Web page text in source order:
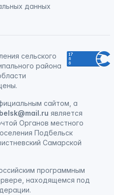
данных
сельского
района
сайтом, а
является
Органов местного
Подбельск
Самарской
программным
находящемся под
.